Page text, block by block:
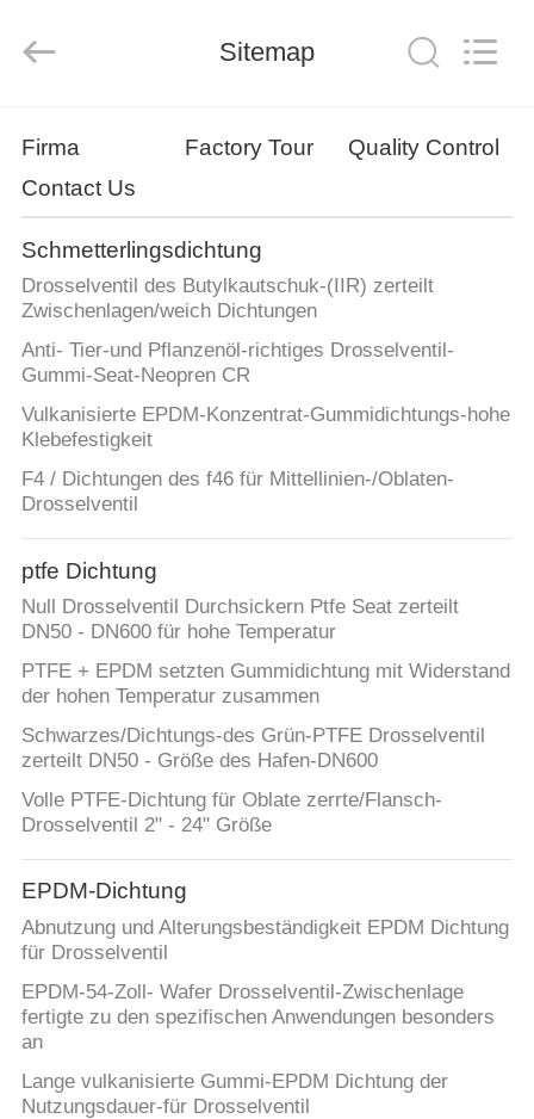
PRODUKTE
VR
SHOW
ÜBER
UNS
FABRIK-
AUSFLUG
QUALITÄTSKONTROLLE
TRETEN
SIE
MIT
UNS
IN
VERBINDUNG
FORDERN
SIE
EIN
ZITAT
Co.,
Sitemap
Firma Factory Tour
Quality Control
Contact Us
Schmetterlingsdichtung
Drosselventil des Butylkautschuk-(IIR) zerteilt
Zwischenlagen/weich Dichtungen
Anti- Tier-und Pflanzenöl-richtiges Drosselventil-
Gummi-Seat-Neopren CR
Vulkanisierte EPDM-Konzentrat-Gummidichtungs-hohe
Klebefestigkeit
F4 / Dichtungen des f46 für Mittellinien-/Oblaten-
Drosselventil
ptfe Dichtung
Null Drosselventil Durchsickern Ptfe Seat zerteilt
DN50 - DN600 für hohe Temperatur
PTFE + EPDM setzten Gummidichtung mit Widerstand
der hohen Temperatur zusammen
Schwarzes/Dichtungs-des Grün-PTFE Drosselventil
zerteilt DN50 - Größe des Hafen-DN600
Volle PTFE-Dichtung für Oblate zerrte/Flansch-
Drosselventil 2" - 24" Größe
EPDM-Dichtung
Abnutzung und Alterungsbeständigkeit EPDM Dichtung
für Drosselventil
EPDM-54-Zoll- Wafer Drosselventil-Zwischenlage
fertigte zu den spezifischen Anwendungen besonders
an
Lange vulkanisierte Gummi-EPDM Dichtung der
Nutzungsdauer-für Drosselventil